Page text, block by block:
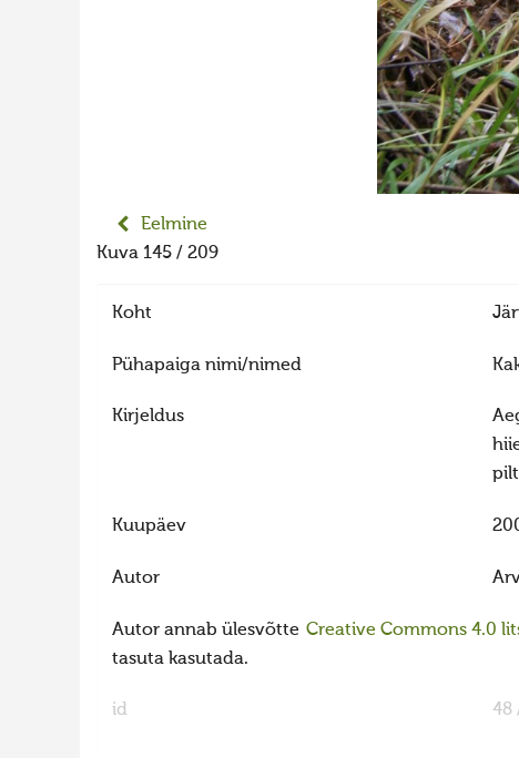
Eelmine
Kuva 145 / 209
Koht
Pühapaiga nimi/nimed
Kirjeldus
Kuupäev
Autor
Autor annab ülesvõtte Creative Commons 4.0
tasuta kasutada.
id 48